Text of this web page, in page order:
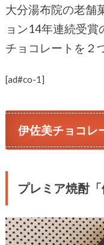
大分湯布院の老舗
ョン14年連続受賞
チョコレートを２
[ad#co-1]
伊佐美チョコレ
プレミア焼酎「